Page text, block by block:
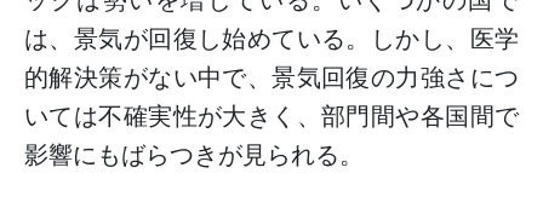
は、景気が回復し始めている。しかし、医学
的解決策がない中で、景気回復の力強さにつ
いては不確実性が大きく、部門間や各国間で
影響にもばらつきが見られる。